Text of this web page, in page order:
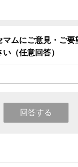
マムにご意見・ご要
（任意回答）
回答する